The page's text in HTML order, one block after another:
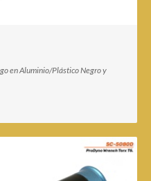
en Aluminio/Plástico Negro y